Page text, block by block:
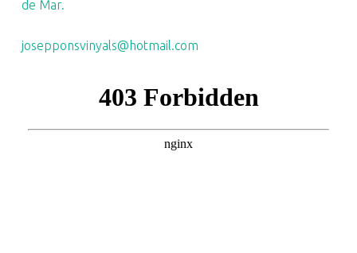
de Mar.
josepponsvinyals@hotmail.com